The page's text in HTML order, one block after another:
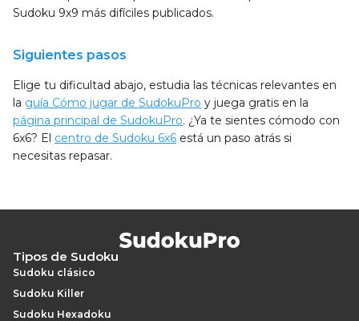
Sudoku 9x9 más difíciles publicados.
Siguientes pasos
Elige tu dificultad abajo, estudia las técnicas relevantes en
la guía Cómo jugar de SudokuPro y juega gratis en la
página principal de SudokuPro. ¿Ya te sientes cómodo con
6x6? El centro de Sudoku 6x6 está un paso atrás si
necesitas repasar.
Tipos de Sudoku
Sudoku clásico
Sudoku Killer
Sudoku Hexadoku